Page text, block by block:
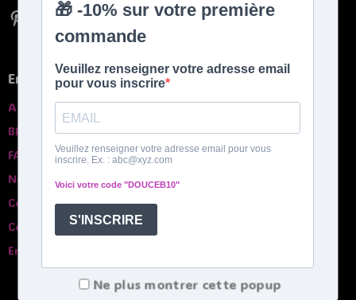
En savoir plus
A propros
Blog
FAQ
Nos garanties
Contactez-nous
Comparatif des bouillottes
English spoken
Ne plus montrer cette popup